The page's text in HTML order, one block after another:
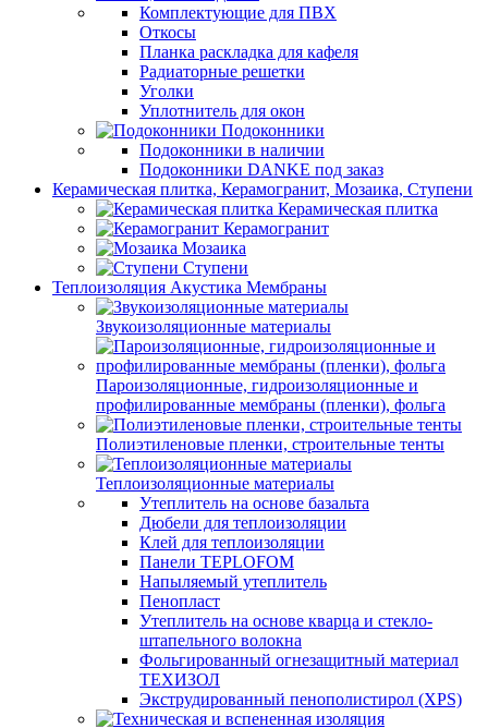
Комплектующие для ПВХ
Откосы
Планка раскладка для кафеля
Радиаторные решетки
Уголки
Уплотнитель для окон
Подоконники
Подоконники в наличии
Подоконники DANKE под заказ
Керамическая плитка, Керамогранит, Мозаика, Ступени
Керамическая плитка
Керамогранит
Мозаика
Ступени
Теплоизоляция Акустика Мембраны
Звукоизоляционные материалы
Пароизоляционные, гидроизоляционные и
профилированные мембраны (пленки), фольга
Полиэтиленовые пленки, строительные тенты
Теплоизоляционные материалы
Утеплитель на основе базальта
Дюбели для теплоизоляции
Клей для теплоизоляции
Панели TEPLOFOM
Напыляемый утеплитель
Пенопласт
Утеплитель на основе кварца и стекло-
штапельного волокна
Фольгированный огнезащитный материал
ТЕХИЗОЛ
Экструдированный пенополистирол (XPS)